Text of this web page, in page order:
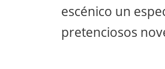
escénico un
pretenciosos